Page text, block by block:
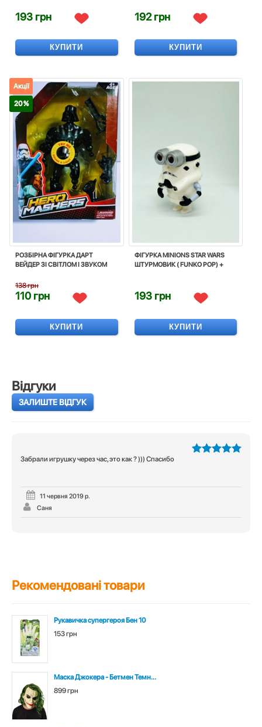
193 грн
КУПИТИ
192 грн
КУПИТИ
РОЗБІРНА ФІГУРКА ДАРТ
ВЕЙДЕР ЗІ СВІТЛОМ І ЗВУКОМ
Акції
20 %
138 грн
110 грн
КУПИТИ
ФІГУРКА MINIONS STAR WARS
ШТУРМОВИК ( FUNKO POP) +
193 грн
КУПИТИ
Відгуки
ЗАЛИШТЕ ВІДГУК
Забрали игрушку через час, это как ? ))) Спасибо
11 червня 2019 р.
Саня
Рекомендовані товари
Рукавичка супергероя Бен 10
153 грн
Маска Джокера - Бетмен Темн...
899 грн